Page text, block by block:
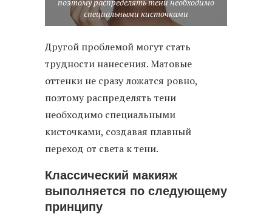
поэтому распределять тени необходимо
специальными кисточками
Другой проблемой могут стать
трудности нанесения. Матовые
оттенки не сразу ложатся ровно,
поэтому распределять тени
необходимо специальными
кисточками, создавая плавный
переход от света к тени.
Классический макияж
выполняется по следующему
принципу